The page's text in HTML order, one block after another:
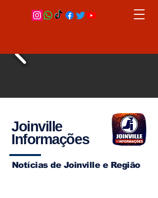
Joinville
Informações
Notícias de Joinville e Região